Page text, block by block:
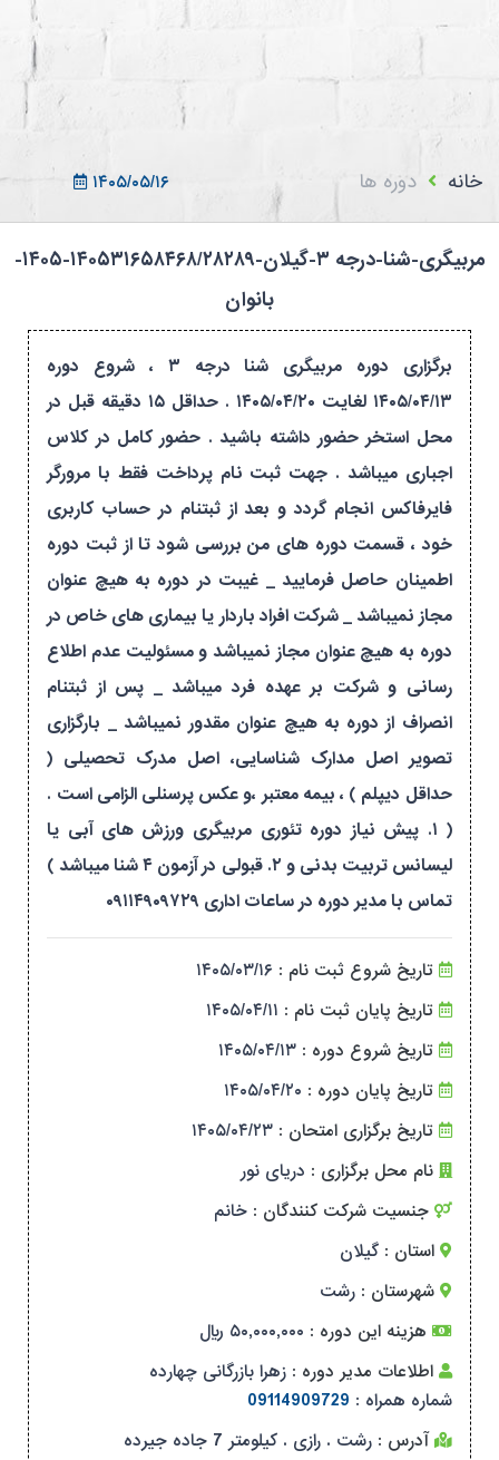
۱۴۰۵/۰۵/۱۶
خانه دوره ها
مربیگری-شنا-درجه ۳-گیلان-۱۴۰۵۳۱۶۵۸۴۶۸/۲۸۲۸۹-۱۴۰۵-
بانوان
برگزاری دوره مربیگری شنا درجه ۳ ، شروع دوره
۱۴۰۵/۰۴/۱۳ لغایت ۱۴۰۵/۰۴/۲۰ . حداقل ۱۵ دقیقه قبل در
محل استخر حضور داشته باشید . حضور کامل در کلاس
اجباری میباشد . جهت ثبت نام پرداخت فقط با مرورگر
فایرفاکس انجام گردد و بعد از ثبتنام در حساب کاربری
خود ، قسمت دوره های من بررسی شود تا از ثبت دوره
اطمینان حاصل فرمایید _ غیبت در دوره به هیچ عنوان
مجاز نمیباشد _ شرکت افراد باردار یا بیماری های خاص در
دوره به هیچ عنوان مجاز نمیباشد و مسئولیت عدم اطلاع
رسانی و شرکت بر عهده فرد میباشد _ پس از ثبتنام
انصراف از دوره به هیچ عنوان مقدور نمیباشد _ بارگزاری
تصویر اصل مدارک شناسایی، اصل مدرک تحصیلی (
حداقل دیپلم ) ، بیمه معتبر ،و عکس پرسنلی الزامی است .
( ۱. پیش نیاز دوره تئوری مربیگری ورزش های آبی یا
لیسانس تربیت بدنی و ۲. قبولی در آزمون ۴ شنا میباشد )
تماس با مدیر دوره در ساعات اداری ۰۹۱۱۴۹۰۹۷۲۹
تاریخ شروع ثبت نام : ۱۴۰۵/۰۳/۱۶
تاریخ پایان ثبت نام : ۱۴۰۵/۰۴/۱۱
تاریخ شروع دوره : ۱۴۰۵/۰۴/۱۳
تاریخ پایان دوره : ۱۴۰۵/۰۴/۲۰
تاریخ برگزاری امتحان : ۱۴۰۵/۰۴/۲۳
نام محل برگزاری : دریای نور
جنسیت شرکت کنندگان : خانم
استان : گیلان
شهرستان : رشت
هزینه این دوره : ۵۰,۰۰۰,۰۰۰ ریال
اطلاعات مدیر دوره : زهرا بازرگانی چهارده
شماره همراه : 09114909729
آدرس : رشت . رازی . کیلومتر 7 جاده جیرده